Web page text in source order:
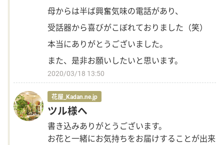
母からは半ば興奮気味の電話があり、
受話器から喜びがこぼれておりました（笑）
本当にありがとうございました。
また、是非お願いしたいと思います。
2020/03/18 13:50
花屋_Kadan.ne.jp
ツル様へ
書き込みありがとうございます。
お花と一緒にお気持ちをお届けすることが出来